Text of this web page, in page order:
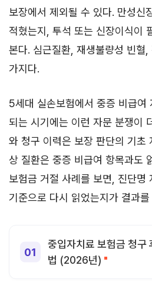
보장에서 제외될 수 있다. 만성신
적혔는지, 투석 또는 신장이식이
본다. 심근질환, 재생불량성 빈혈
가지다.
5세대 실손보험에서 중증 비급여
되는 시기에는 이런 자문 분쟁이
와 청구 이력은 보장 판단의 기초
상 질환은 중증 비급여 항목과도
보험금 거절 사례를 보면, 진단명
기준으로 다시 읽었는지가 결과를
중입자치료 보험금 청구
법 (2026년)